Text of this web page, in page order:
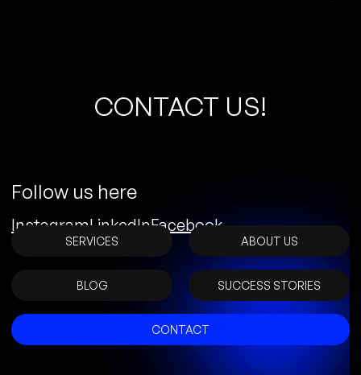
CONTACT US!
Follow us here
InstagramLinkedInFacebook
SERVICES ABOUT US
BLOG SUCCESS STORIES
CONTACT